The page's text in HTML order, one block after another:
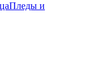
Пледы и